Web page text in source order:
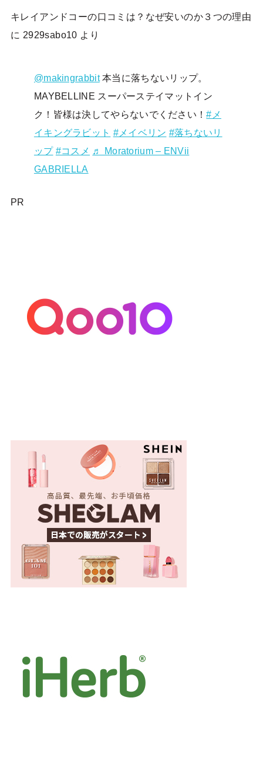
キレイアンドコーの口コミは？なぜ安いのか３つの理由
に 2929sabo10 より
@makingrabbit本当に落ちないリップ。
MAYBELLINE スーパーステイマットイン
ク！皆様は決してやらないでください！#メ
イキングラビット #メイベリン #落ちないリ
ップ #コスメ ♬ Moratorium – ENVii
GABRIELLA
PR